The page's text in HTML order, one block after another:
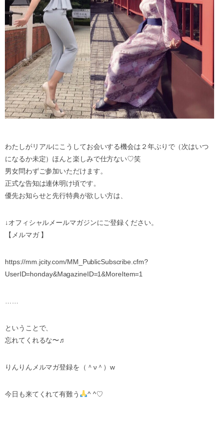
わたしがリアルにこうしてお会いする機会は２年ぶりで（次はいつ
になるか未定）ほんと楽しみで仕方ない♡笑
男女問わずご参加いただけます。
正式な告知は連休明け頃です。
優先お知らせと先行特典が欲しい方は、
↓オフィシャルメールマガジンにご登録ください。
【メルマガ 】
https://mm.jcity.com/MM_PublicSubscribe.cfm?
UserID=honday&MagazineID=1&MoreItem=1
ということで、
忘れてくれるな〜♬
りんりんメルマガ登録を（＾ν＾）w
今日も来てくれて有難う ^ ^♡